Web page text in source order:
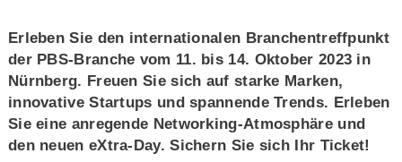
Erleben Sie den internationalen Branchentreffpunkt
der PBS-Branche vom 11. bis 14. Oktober 2023 in
Nürnberg. Freuen Sie sich auf starke Marken,
innovative Startups und spannende Trends. Erleben
Sie eine anregende Networking-Atmosphäre und
den neuen eXtra-Day. Sichern Sie sich Ihr Ticket!